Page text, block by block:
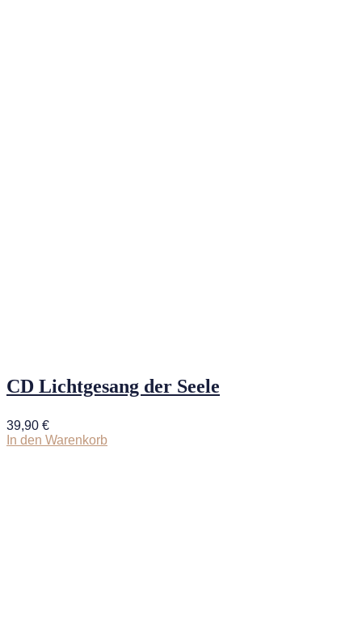
CD Lichtgesang der Seele
39,90 €
In den Warenkorb